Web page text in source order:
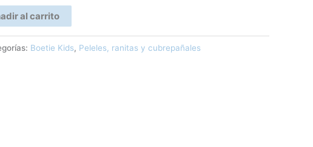
al carrito
Boetie Kids, Peleles, ranitas y cubrepañales